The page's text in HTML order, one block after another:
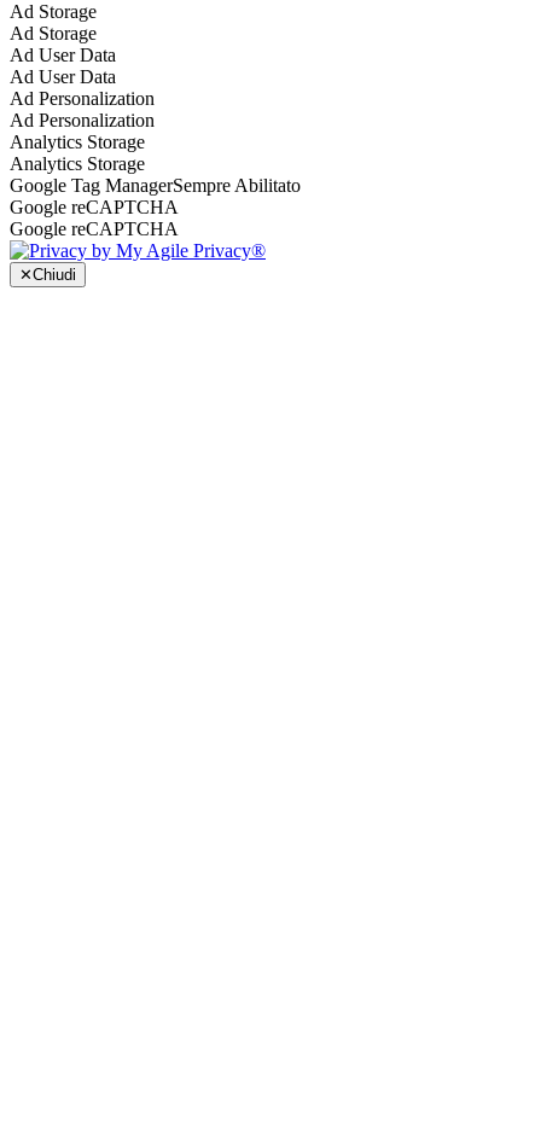
Ad Storage
Ad Storage
Ad User Data
Ad User Data
Ad Personalization
Ad Personalization
Analytics Storage
Analytics Storage
Google Tag ManagerSempre Abilitato
Google reCAPTCHA
Google reCAPTCHA
✕Chiudi